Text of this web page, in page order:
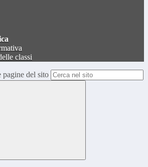
classi
pagine del sito